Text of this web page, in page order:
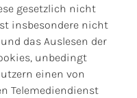
gesetzlich nicht
insbesondere nicht
das Auslesen der
unbedingt
einen von
Telemediendienst